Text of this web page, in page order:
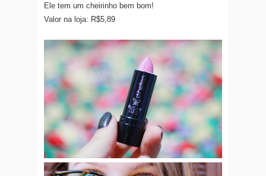
Ele tem um cheirinho bem bom!
Valor na loja: R$5,89